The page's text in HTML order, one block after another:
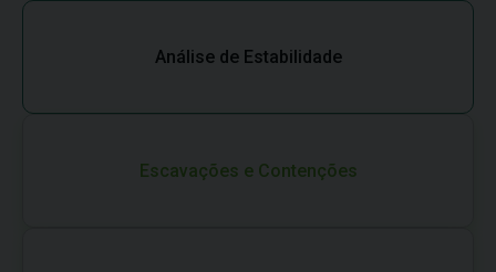
Análise de Estabilidade
Escavações e Contenções